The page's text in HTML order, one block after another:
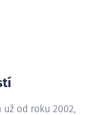
od roku 2002,